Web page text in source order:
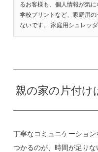
るお客様も、個人情報が気
学校プリントなど、家庭用
ないです。 家庭用シュレッダ
親の家の片付け
丁寧なコミュニケーショ
つかるのが、時間が足りな